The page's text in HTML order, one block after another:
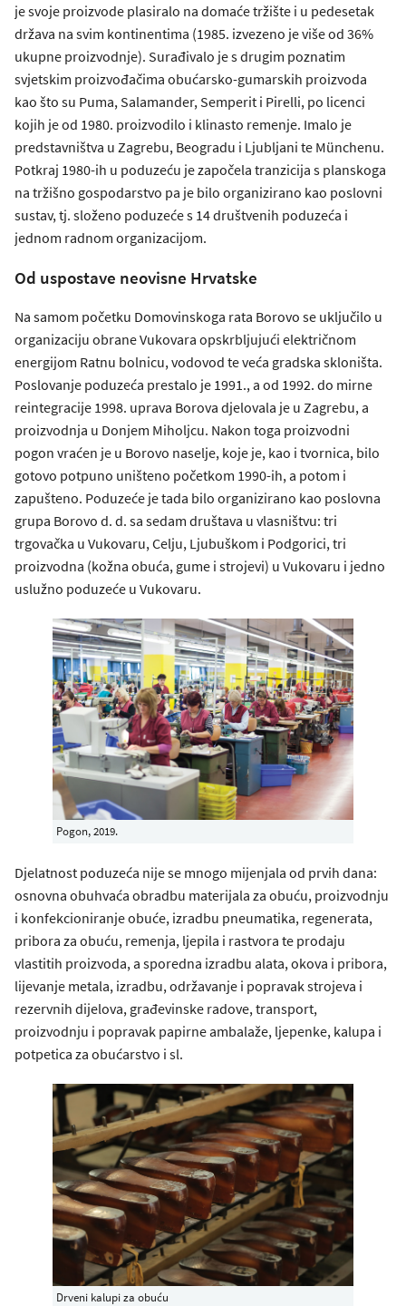
je svoje proizvode plasiralo na domaće tržište i u pedesetak
država na svim kontinentima (1985. izvezeno je više od 36%
ukupne proizvodnje). Surađivalo je s drugim poznatim
svjetskim proizvođačima obućarsko-gumarskih proizvoda
kao što su Puma, Salamander, Semperit i Pirelli, po licenci
kojih je od 1980. proizvodilo i klinasto remenje. Imalo je
predstavništva u Zagrebu, Beogradu i Ljubljani te Münchenu.
Potkraj 1980-ih u poduzeću je započela tranzicija s planskoga
na tržišno gospodarstvo pa je bilo organizirano kao poslovni
sustav, tj. složeno poduzeće s 14 društvenih poduzeća i
jednom radnom organizacijom.
Od uspostave neovisne Hrvatske
Na samom početku Domovinskoga rata Borovo se uključilo u
organizaciju obrane Vukovara opskrbljujući električnom
energijom Ratnu bolnicu, vodovod te veća gradska skloništa.
Poslovanje poduzeća prestalo je 1991., a od 1992. do mirne
reintegracije 1998. uprava Borova djelovala je u Zagrebu, a
proizvodnja u Donjem Miholjcu. Nakon toga proizvodni
pogon vraćen je u Borovo naselje, koje je, kao i tvornica, bilo
gotovo potpuno uništeno početkom 1990-ih, a potom i
zapušteno. Poduzeće je tada bilo organizirano kao poslovna
grupa Borovo d. d. sa sedam društava u vlasništvu: tri
trgovačka u Vukovaru, Celju, Ljubuškom i Podgorici, tri
proizvodna (kožna obuća, gume i strojevi) u Vukovaru i jedno
uslužno poduzeće u Vukovaru.
Pogon, 2019.
Djelatnost poduzeća nije se mnogo mijenjala od prvih dana:
osnovna obuhvaća obradbu materijala za obuću, proizvodnju
i konfekcioniranje obuće, izradbu pneumatika, regenerata,
pribora za obuću, remenja, ljepila i rastvora te prodaju
vlastitih proizvoda, a sporedna izradbu alata, okova i pribora,
lijevanje metala, izradbu, održavanje i popravak strojeva i
rezervnih dijelova, građevinske radove, transport,
proizvodnju i popravak papirne ambalaže, ljepenke, kalupa i
potpetica za obućarstvo i sl.
Drveni kalupi za obuću